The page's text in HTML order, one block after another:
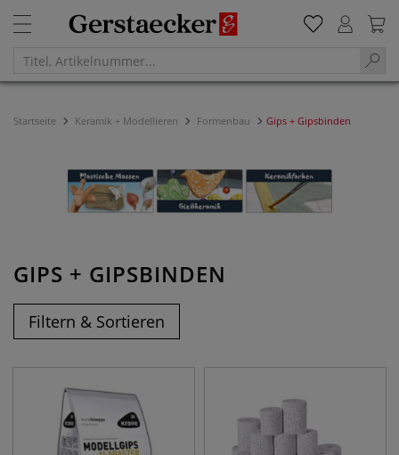
Startseite Keramik + Modellieren Formenbau Gips + Gipsbinden
GIPS + GIPSBINDEN
Filtern & Sortieren